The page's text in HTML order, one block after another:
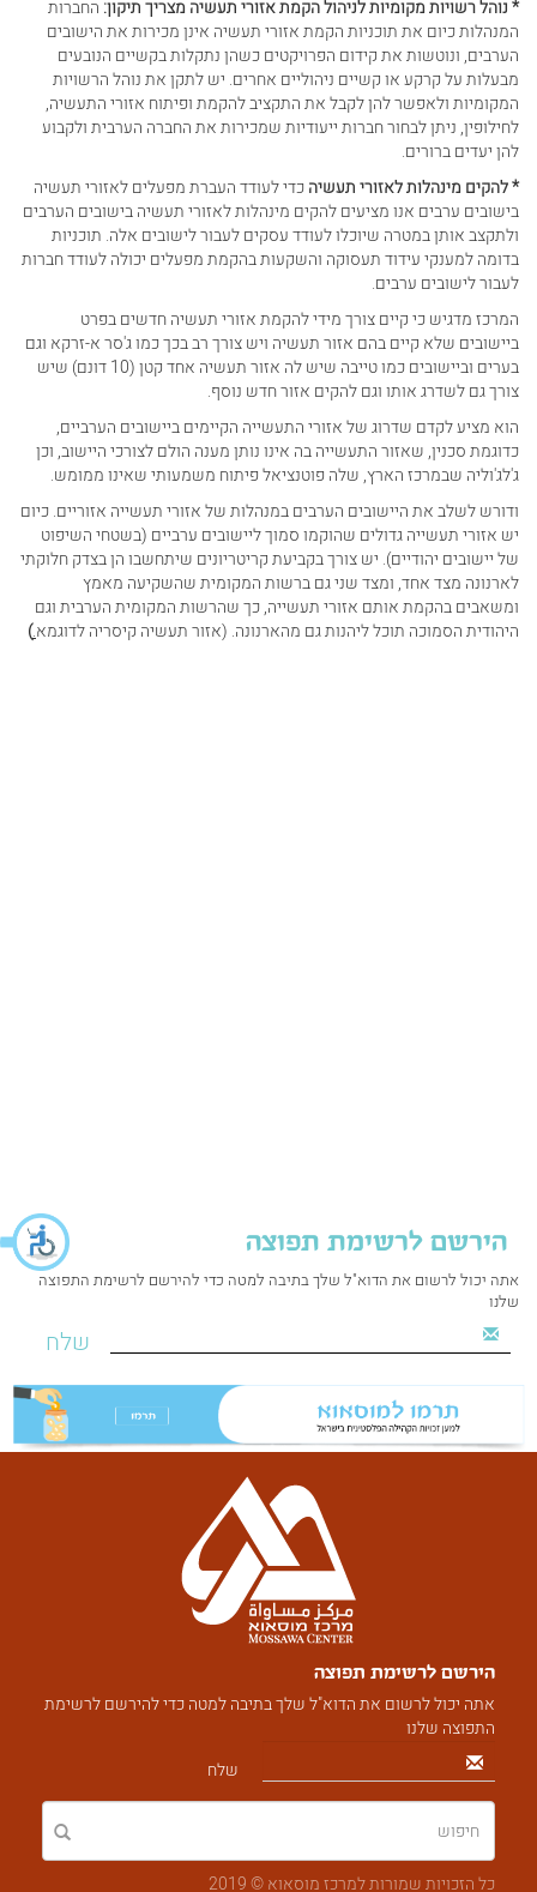
* נוהל רשויות מקומיות לניהול הקמת אזורי תעשיה מצריך תיקון: החברות
המנהלות כיום את תוכניות הקמת אזורי תעשיה אינן מכירות את הישובים
הערבים, ונוטשות את קידום הפרויקטים כשהן נתקלות בקשיים הנובעים
מבעלות על קרקע או קשיים ניהוליים אחרים. יש לתקן את נוהל הרשויות
המקומיות ולאפשר להן לקבל את התקציב להקמת ופיתוח אזורי התעשיה,
לחילופין, ניתן לבחור חברות ייעודיות שמכירות את החברה הערבית ולקבוע
להן יעדים ברורים.
* להקים מינהלות לאזורי תעשיהכדי לעודד העברת מפעלים לאזורי תעשיה
בישובים ערבים אנו מציעים להקים מינהלות לאזורי תעשיה בישובים הערבים
ולתקצב אותן במטרה שיוכלו לעודד עסקים לעבור לישובים אלה. תוכניות
בדומה למענקי עידוד תעסוקה והשקעות בהקמת מפעלים יכולה לעודד חברות
לעבור לישובים ערבים.
המרכז מדגיש כי קיים צורך מידי להקמת אזורי תעשיה חדשים בפרט
ביישובים שלא קיים בהם אזור תעשיה ויש צורך רב בכך כמו ג'סר א-זרקא וגם
בערים וביישובים כמו טייבה שיש לה אזור תעשיה אחד קטן (10 דונם) שיש
צורך גם לשדרג אותו וגם להקים אזור חדש נוסף.
הוא מציע לקדם שדרוג של אזורי התעשייה הקיימים ביישובים הערביים,
כדוגמת סכנין, שאזור התעשייה בה אינו נותן מענה הולם לצורכי היישוב, וכן
ג'לג'וליה שבמרכז הארץ, שלה פוטנציאל פיתוח משמעותי שאינו ממומש.
ודורש לשלב את היישובים הערבים במנהלות של אזורי תעשייה אזוריים. כיום
יש אזורי תעשייה גדולים שהוקמו סמוך ליישובים ערביים (בשטחי השיפוט
של יישובים יהודיים). יש צורך בקביעת קריטריונים שיתחשבו הן בצדק חלוקתי
לארנונה מצד אחד, ומצד שני גם ברשות המקומית שהשקיעה מאמץ
ומשאבים בהקמת אותם אזורי תעשייה, כך שהרשות המקומית הערבית וגם
היהודית הסמוכה תוכל ליהנות גם מהארנונה. (אזור תעשיה קיסריה לדוגמא.
(
הירשם לרשימת תפוצה
אתה יכול לרשום את הדוא"ל שלך בתיבה למטה כדי להירשם לרשימת התפוצה
שלנו
שלח
הירשם לרשימת תפוצה
אתה יכול לרשום את הדוא"ל שלך בתיבה למטה כדי להירשם לרשימת
התפוצה שלנו
שלח
כל הזכויות שמורות למרכז מוסאוא © 2019